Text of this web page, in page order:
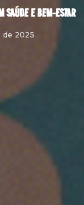
SAÚDE E BEM-ESTAR
de 2025